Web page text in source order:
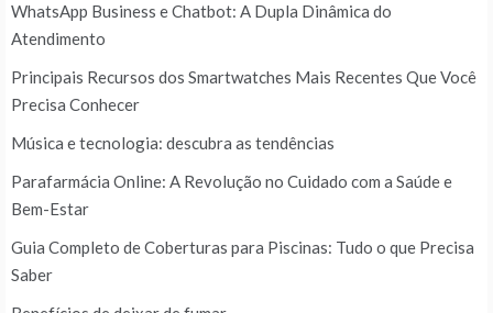
WhatsApp Business e Chatbot: A Dupla Dinâmica do
Atendimento
Principais Recursos dos Smartwatches Mais Recentes Que Você
Precisa Conhecer
Música e tecnologia: descubra as tendências
Parafarmácia Online: A Revolução no Cuidado com a Saúde e
Bem-Estar
Guia Completo de Coberturas para Piscinas: Tudo o que Precisa
Saber